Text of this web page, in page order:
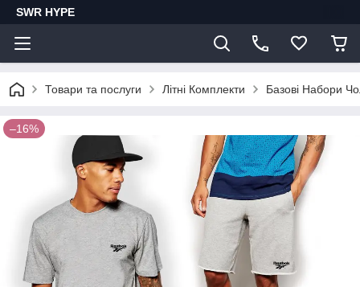
SWR HYPE
Товари та послуги Літні Комплекти Базові Набори
–16%